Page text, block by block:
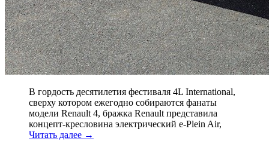
В гордость десятилетия фестиваля 4L International,
сверху котором ежегодно собира­ются фанаты
модели Renault 4, бражка Renault представила
концепт-кресловина электри­ческий e-Plein Air,
Читать далее →